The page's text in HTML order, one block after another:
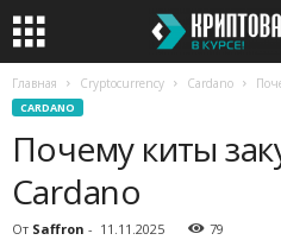
Главная Cryptocurrency Cardano
CARDANO
Почему киты
Cardano
От Saffron - 11.11.2025 79